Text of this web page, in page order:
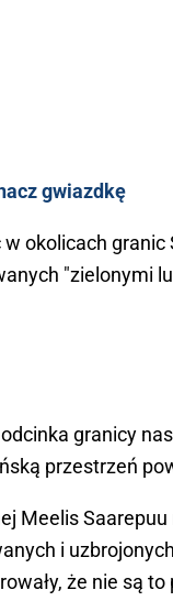
gwiazdkę
okolicach granic
"zielonymi
granicy
przestrzeń
Meelis Saarepuu
i
że nie są